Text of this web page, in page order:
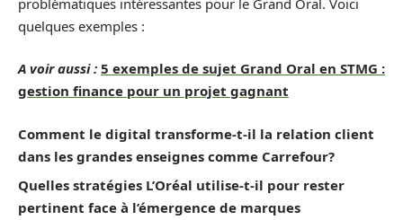
quelques exemples :
A voir aussi : 5 exemples de sujet Grand Oral en STMG :
gestion finance pour un projet gagnant
Comment le digital transforme-t-il la relation client
dans les grandes enseignes comme Carrefour?
Quelles stratégies L’Oréal utilise-t-il pour rester
pertinent face à l’émergence de marques